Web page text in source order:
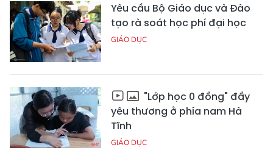
Yêu cầu Bộ Giáo dục và Đào
tạo rà soát học phí đại học
GIÁO DỤC
"Lớp học 0 đồng" đầy
yêu thương ở phía nam Hà
Tĩnh
GIÁO DỤC